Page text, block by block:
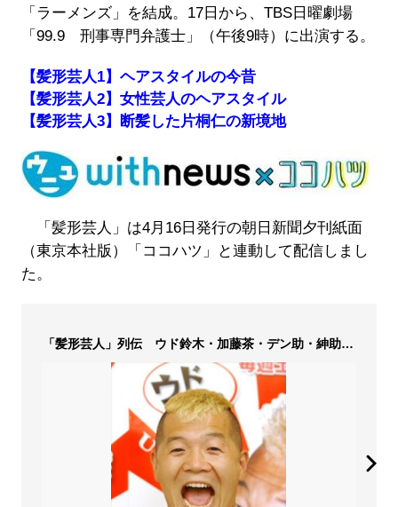
「ラーメンズ」を結成。17日から、TBS日曜劇場
「99.9 刑事専門弁護士」（午後9時）に出演する。
【髪形芸人1】ヘアスタイルの今昔
【髪形芸人2】女性芸人のヘアスタイル
【髪形芸人3】断髪した片桐仁の新境地
「髪形芸人」は4月16日発行の朝日新聞夕刊紙面
（東京本社版）「ココハツ」と連動して配信しまし
た。
「髪形芸人」列伝 ウド鈴木・加藤茶・デン助・紳助…